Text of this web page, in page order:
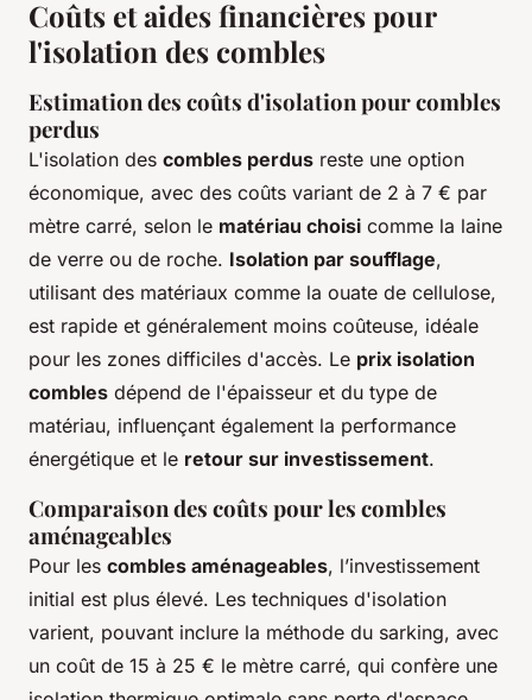
Coûts et aides financières pour
l'isolation des combles
Estimation des coûts d'isolation pour combles
perdus
L'isolation des combles perdus reste une option
économique, avec des coûts variant de 2 à 7 € par
mètre carré, selon le matériau choisi comme la laine
de verre ou de roche. Isolation par soufflage,
utilisant des matériaux comme la ouate de cellulose,
est rapide et généralement moins coûteuse, idéale
pour les zones difficiles d'accès. Le prix isolation
combles dépend de l'épaisseur et du type de
matériau, influençant également la performance
énergétique et le retour sur investissement.
Comparaison des coûts pour les combles
aménageables
Pour les combles aménageables, l’investissement
initial est plus élevé. Les techniques d'isolation
varient, pouvant inclure la méthode du sarking, avec
un coût de 15 à 25 € le mètre carré, qui confère une